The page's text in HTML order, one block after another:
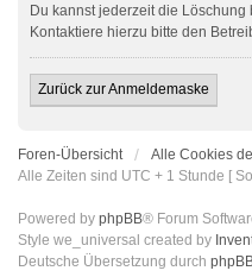
Du kannst jederzeit die
Kontaktiere hierzu bitte den
Zurück zur Anmeldemaske
Foren-Übersicht
Alle Cookies
Alle Zeiten sind UTC + 1 Stunde [
Powered by phpBB® Forum
Style we_universal created by
Deutsche Übersetzung durch